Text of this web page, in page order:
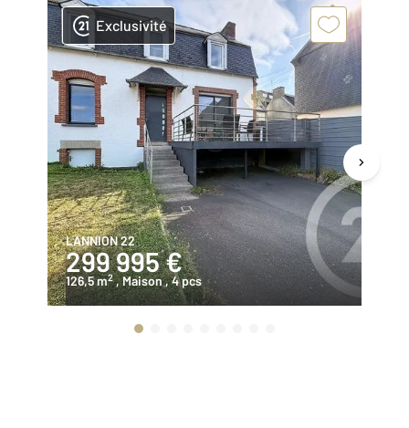
Exclusivité
LANNION 22
299 995 €
126,5 m2 , Maison, 4 pcs